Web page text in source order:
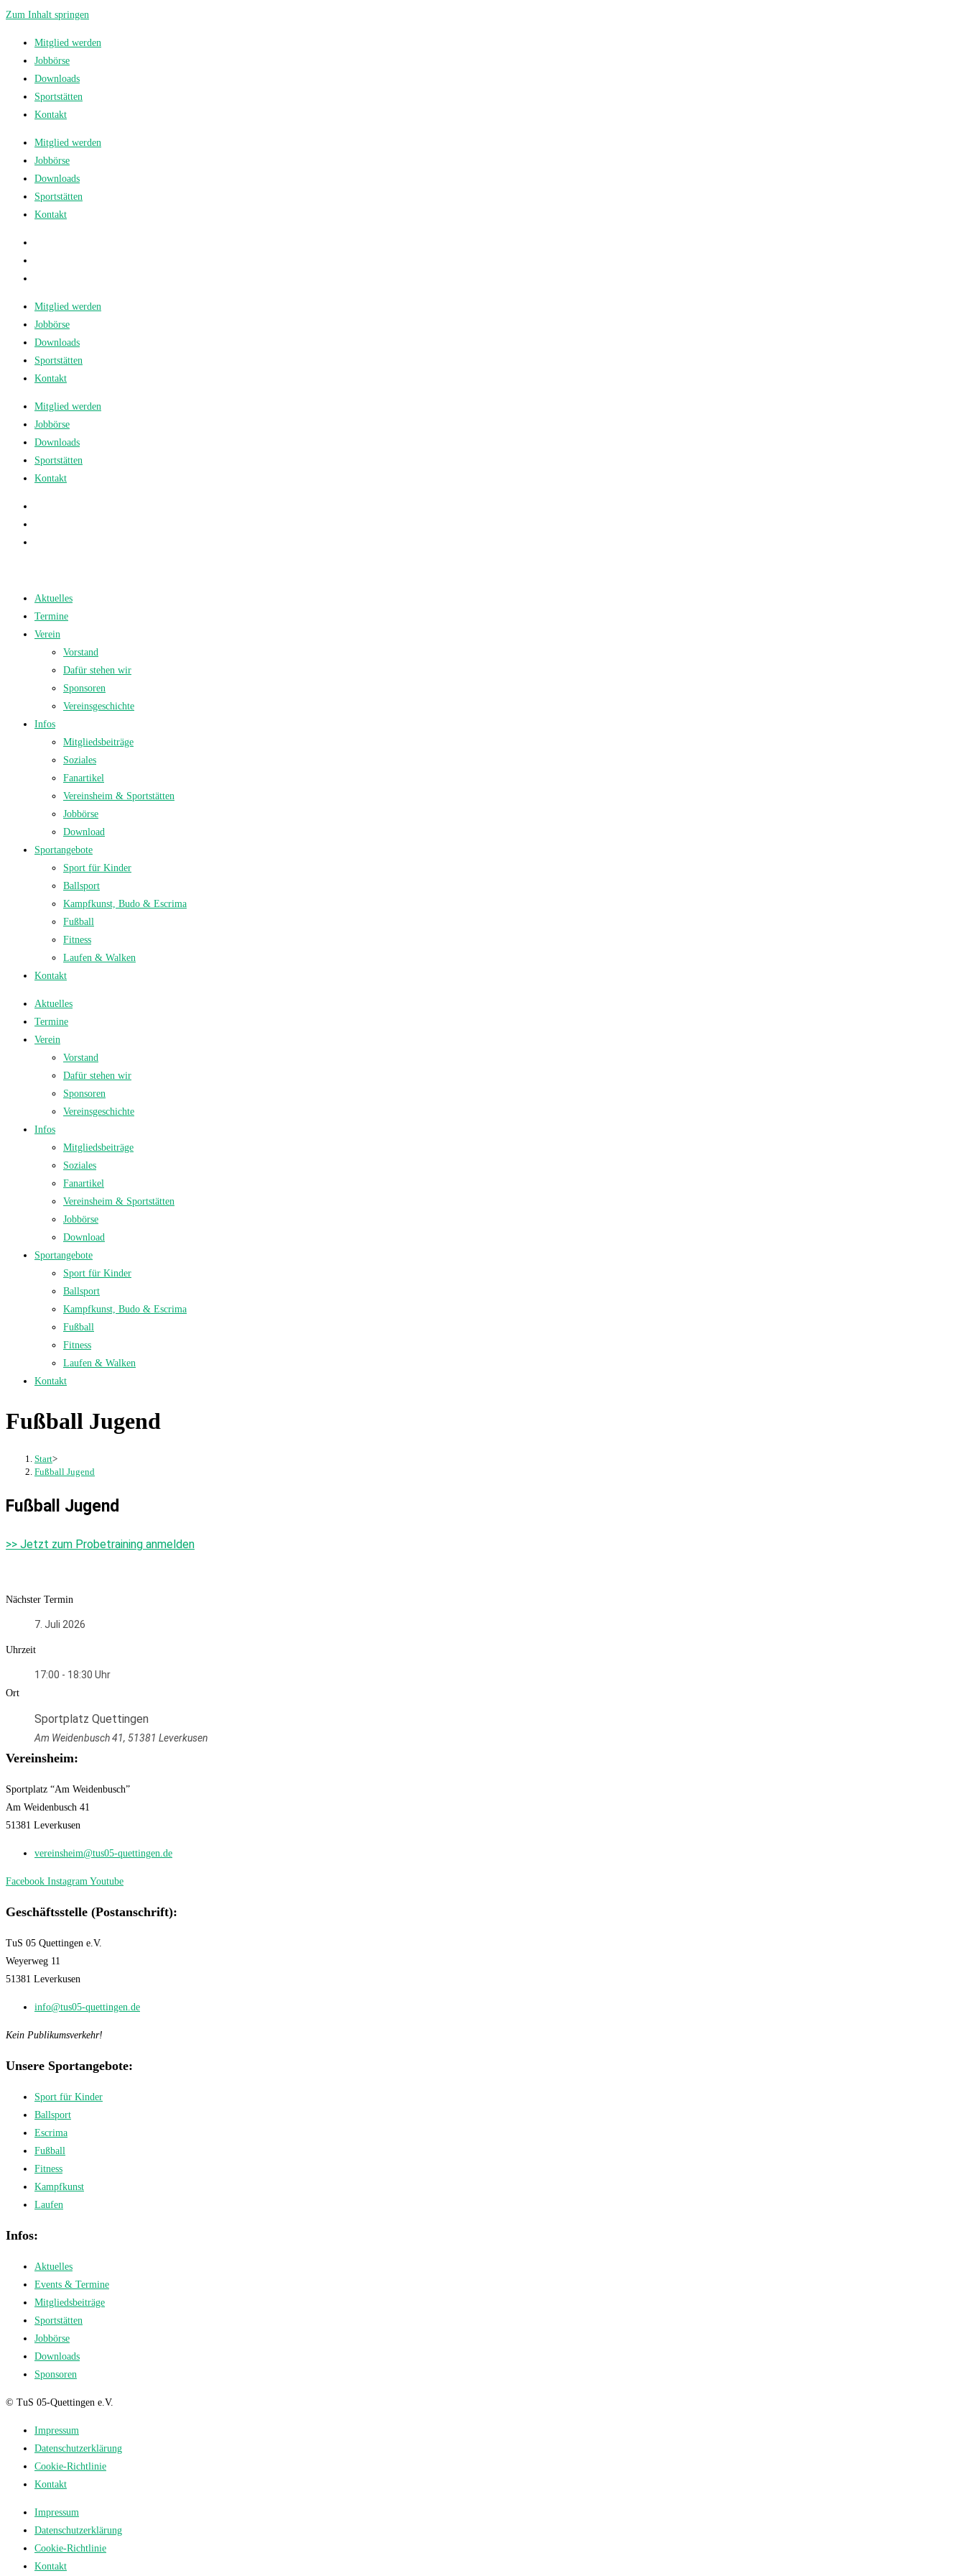
Zum Inhalt springen
Mitglied werden
Jobbörse
Downloads
Sportstätten
Kontakt
Mitglied werden
Jobbörse
Downloads
Sportstätten
Kontakt
Mitglied werden
Jobbörse
Downloads
Sportstätten
Kontakt
Mitglied werden
Jobbörse
Downloads
Sportstätten
Kontakt
Aktuelles
Termine
Verein
Vorstand
Dafür stehen wir
Sponsoren
Vereinsgeschichte
Infos
Mitgliedsbeiträge
Soziales
Fanartikel
Vereinsheim & Sportstätten
Jobbörse
Download
Sportangebote
Sport für Kinder
Ballsport
Kampfkunst, Budo & Escrima
Fußball
Fitness
Laufen & Walken
Kontakt
Aktuelles
Termine
Verein
Vorstand
Dafür stehen wir
Sponsoren
Vereinsgeschichte
Infos
Mitgliedsbeiträge
Soziales
Fanartikel
Vereinsheim & Sportstätten
Jobbörse
Download
Sportangebote
Sport für Kinder
Ballsport
Kampfkunst, Budo & Escrima
Fußball
Fitness
Laufen & Walken
Kontakt
Fußball Jugend
Start>
Fußball Jugend
Fußball Jugend
>> Jetzt zum Probetraining anmelden
Nächster Termin
7. Juli 2026
Uhrzeit
17:00 - 18:30
Ort
Sportplatz Quettingen
Am Weidenbusch 41, 51381 Leverkusen
Vereinsheim:
Sportplatz “Am Weidenbusch”
Am Weidenbusch 41
51381 Leverkusen
vereinsheim@tus05-quettingen.de
Facebook Instagram Youtube
Geschäftsstelle (Postanschrift):
TuS 05 Quettingen e.V.
Weyerweg 11
51381 Leverkusen
info@tus05-quettingen.de
Kein Publikumsverkehr!
Unsere Sportangebote:
Sport für Kinder
Ballsport
Escrima
Fußball
Fitness
Kampfkunst
Laufen
Infos:
Aktuelles
Events & Termine
Mitgliedsbeiträge
Sportstätten
Jobbörse
Downloads
Sponsoren
© TuS 05-Quettingen e.V.
Impressum
Datenschutzerklärung
Cookie-Richtlinie
Kontakt
Impressum
Datenschutzerklärung
Cookie-Richtlinie
Kontakt